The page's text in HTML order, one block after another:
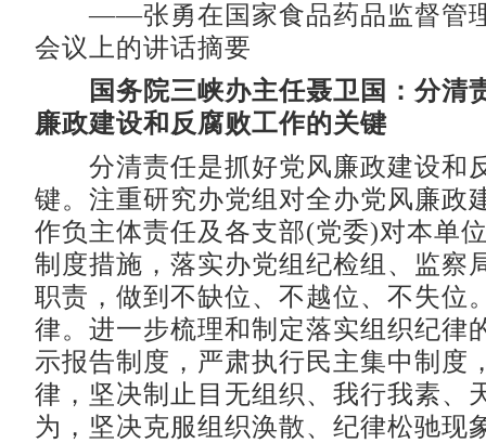
——张勇在国家食品药品监督管理
会议上的讲话摘要
国务院三峡办主任聂卫国：分清
廉政建设和反腐败工作的关键
分清责任是抓好党风廉政建设和
键。注重研究办党组对全办党风廉政
作负主体责任及各支部(党委)对本单
制度措施，落实办党组纪检组、监察
职责，做到不缺位、不越位、不失位
律。进一步梳理和制定落实组织纪律
示报告制度，严肃执行民主集中制度
律，坚决制止目无组织、我行我素、
为，坚决克服组织涣散、纪律松驰现